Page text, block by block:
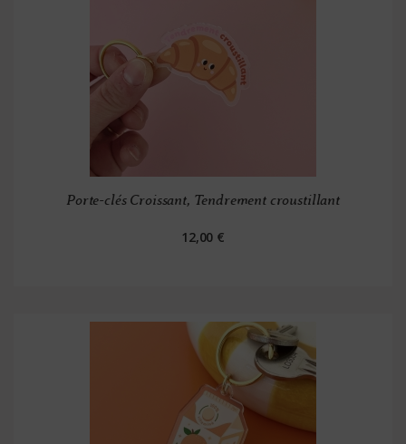
Porte-clés Croissant, Tendrement croustillant
12,00 €